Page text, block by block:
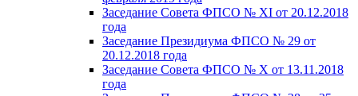
Заседание Совета ФПСО № XI от 20.12.2018
года
Заседание Президиума ФПСО № 29 от
20.12.2018 года
Заседание Совета ФПСО № X от 13.11.2018
года